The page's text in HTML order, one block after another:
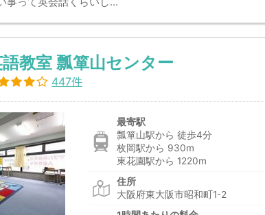
教室 瓢箪山センター
447件
最寄駅
瓢箪山駅から 徒歩4分
枚岡駅から 930m
東花園駅から 1220m
住所
大阪府東大阪市昭和町1-2